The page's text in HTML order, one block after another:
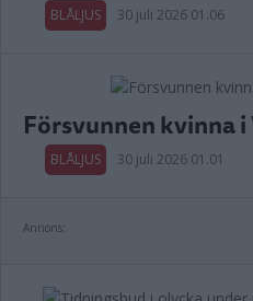
BLÅLJUS 30 juli 2026 01.06
Försvunnen kvinna
BLÅLJUS 30 juli 2026 01.01
Annons: